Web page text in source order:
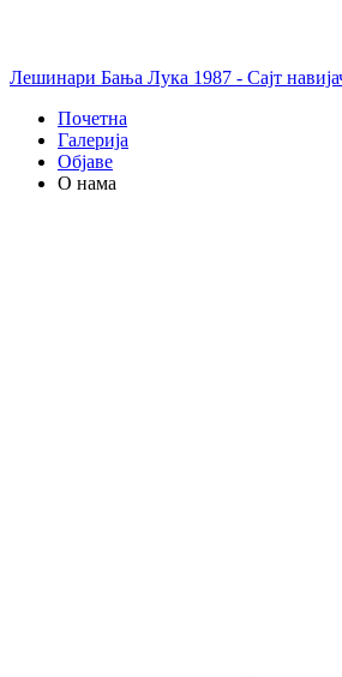
Лешинари Бања Лука 1987 - Сајт
Почетна
Галерија
Објаве
О нама